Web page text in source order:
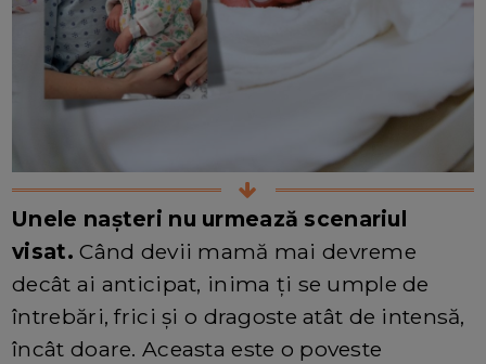
Unele nașteri nu urmează scenariul
visat.Când devii mamă mai devreme
decât ai anticipat, inima ți se umple de
întrebări, frici și o dragoste atât de intensă,
încât doare. Aceasta este o poveste